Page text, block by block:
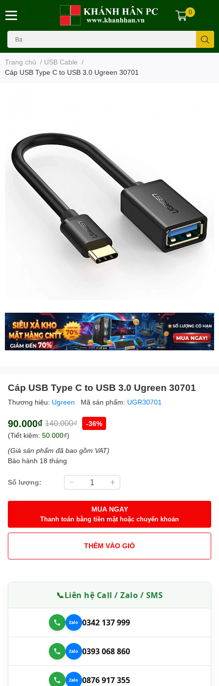
0
Trang chủ / USB Cable /
Cáp USB Type C to USB 3.0 Ugreen 30701
Cáp USB Type C to USB 3.0 Ugreen 30701
Thương hiệu: Ugreen Mã sản phẩm: UGR30701
90.000₫ 140.000₫
-36%
(Tiết kiệm: 50.000₫)
(Giá sản phẩm đã bao gồm VAT)
Bảo hành 18 tháng
Số lượng:
MUA NGAY
Thanh toán bằng tiền mặt hoặc chuyển khoản
THÊM VÀO GIỎ
📞Liên hệ Call / Zalo / SMS
0342 137 999
0393 068 860
0876 917 355